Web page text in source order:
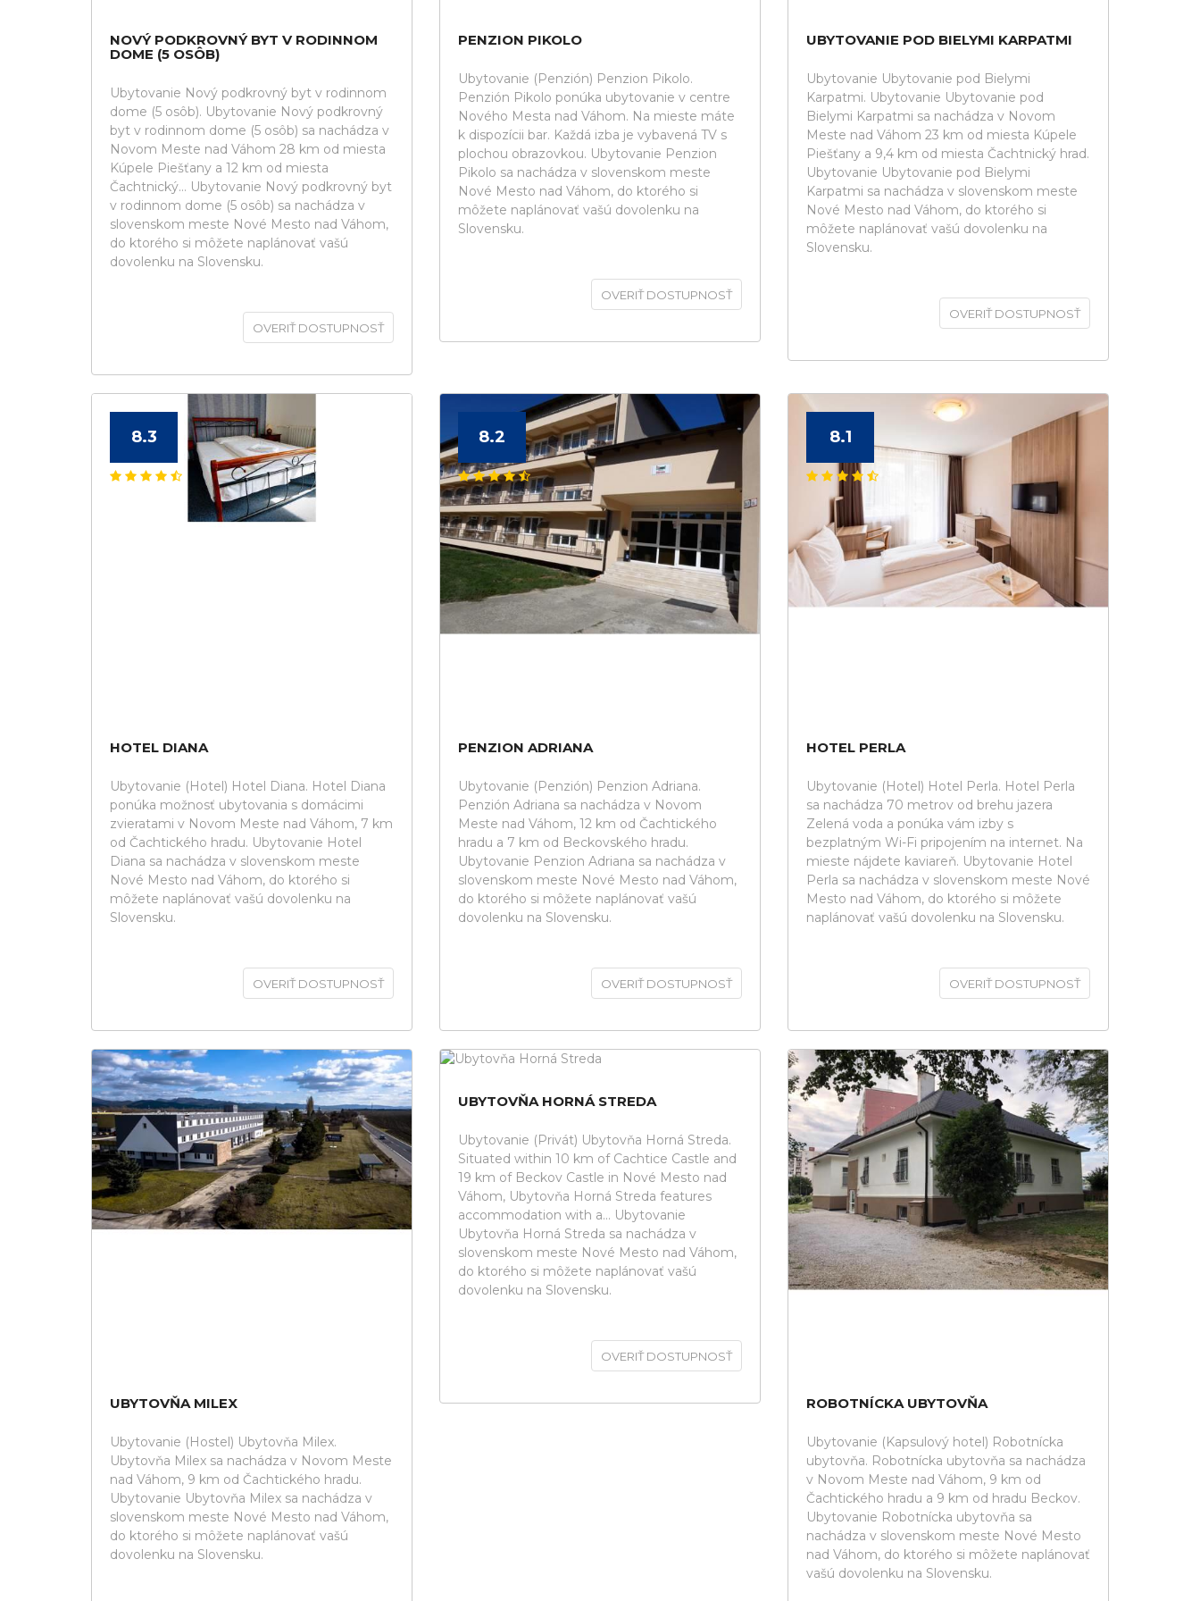
NOVÝ PODKROVNÝ BYT V RODINNOM
DOME (5 OSÔB)
Ubytovanie Nový podkrovný byt v rodinnom
dome (5 osôb). Ubytovanie Nový podkrovný
byt v rodinnom dome (5 osôb) sa nachádza v
Novom Meste nad Váhom 28 km od miesta
Kúpele Piešťany a 12 km od miesta
Čachtnický... Ubytovanie Nový podkrovný byt
v rodinnom dome (5 osôb) sa nachádza v
slovenskom meste Nové Mesto nad Váhom,
do ktorého si môžete naplánovať vašú
dovolenku na Slovensku.
OVERIŤ DOSTUPNOSŤ
PENZION PIKOLO
Ubytovanie (Penzión) Penzion Pikolo.
Penzión Pikolo ponúka ubytovanie v centre
Nového Mesta nad Váhom. Na mieste máte
k dispozícii bar. Každá izba je vybavená TV s
plochou obrazovkou. Ubytovanie Penzion
Pikolo sa nachádza v slovenskom meste
Nové Mesto nad Váhom, do ktorého si
môžete naplánovať vašú dovolenku na
Slovensku.
OVERIŤ DOSTUPNOSŤ
UBYTOVANIE POD BIELYMI KARPATMI
Ubytovanie Ubytovanie pod Bielymi
Karpatmi. Ubytovanie Ubytovanie pod
Bielymi Karpatmi sa nachádza v Novom
Meste nad Váhom 23 km od miesta Kúpele
Piešťany a 9,4 km od miesta Čachtnický hrad.
Ubytovanie Ubytovanie pod Bielymi
Karpatmi sa nachádza v slovenskom meste
Nové Mesto nad Váhom, do ktorého si
môžete naplánovať vašú dovolenku na
Slovensku.
OVERIŤ DOSTUPNOSŤ
8.3
HOTEL DIANA
Ubytovanie (Hotel) Hotel Diana. Hotel Diana
ponúka možnosť ubytovania s domácimi
zvieratami v Novom Meste nad Váhom, 7 km
od Čachtického hradu. Ubytovanie Hotel
Diana sa nachádza v slovenskom meste
Nové Mesto nad Váhom, do ktorého si
môžete naplánovať vašú dovolenku na
Slovensku.
OVERIŤ DOSTUPNOSŤ
8.2
PENZION ADRIANA
Ubytovanie (Penzión) Penzion Adriana.
Penzión Adriana sa nachádza v Novom
Meste nad Váhom, 12 km od Čachtického
hradu a 7 km od Beckovského hradu.
Ubytovanie Penzion Adriana sa nachádza v
slovenskom meste Nové Mesto nad Váhom,
do ktorého si môžete naplánovať vašú
dovolenku na Slovensku.
OVERIŤ DOSTUPNOSŤ
8.1
HOTEL PERLA
Ubytovanie (Hotel) Hotel Perla. Hotel Perla
sa nachádza 70 metrov od brehu jazera
Zelená voda a ponúka vám izby s
bezplatným Wi-Fi pripojením na internet. Na
mieste nájdete kaviareň. Ubytovanie Hotel
Perla sa nachádza v slovenskom meste Nové
Mesto nad Váhom, do ktorého si môžete
naplánovať vašú dovolenku na Slovensku.
OVERIŤ DOSTUPNOSŤ
UBYTOVŇA MILEX
Ubytovanie (Hostel) Ubytovňa Milex.
Ubytovňa Milex sa nachádza v Novom Meste
nad Váhom, 9 km od Čachtického hradu.
Ubytovanie Ubytovňa Milex sa nachádza v
slovenskom meste Nové Mesto nad Váhom,
do ktorého si môžete naplánovať vašú
dovolenku na Slovensku.
UBYTOVŇA HORNÁ STREDA
Ubytovanie (Privát) Ubytovňa Horná Streda.
Situated within 10 km of Cachtice Castle and
19 km of Beckov Castle in Nové Mesto nad
Váhom, Ubytovňa Horná Streda features
accommodation with a... Ubytovanie
Ubytovňa Horná Streda sa nachádza v
slovenskom meste Nové Mesto nad Váhom,
do ktorého si môžete naplánovať vašú
dovolenku na Slovensku.
OVERIŤ DOSTUPNOSŤ
ROBOTNÍCKA UBYTOVŇA
Ubytovanie (Kapsulový hotel) Robotnícka
ubytovňa. Robotnícka ubytovňa sa nachádza
v Novom Meste nad Váhom, 9 km od
Čachtického hradu a 9 km od hradu Beckov.
Ubytovanie Robotnícka ubytovňa sa
nachádza v slovenskom meste Nové Mesto
nad Váhom, do ktorého si môžete naplánovať
vašú dovolenku na Slovensku.